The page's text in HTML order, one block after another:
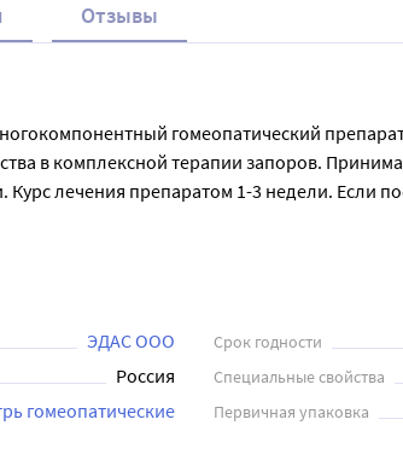
Отзывы
гомеопатический
в комплексной терапии запоров.
лечения препаратом 1-3 недели. Если
с врачом. Применяйте
ЭДАС ООО Срок годности
Россия Специальные свойства
гомеопатические Первичная упаковка